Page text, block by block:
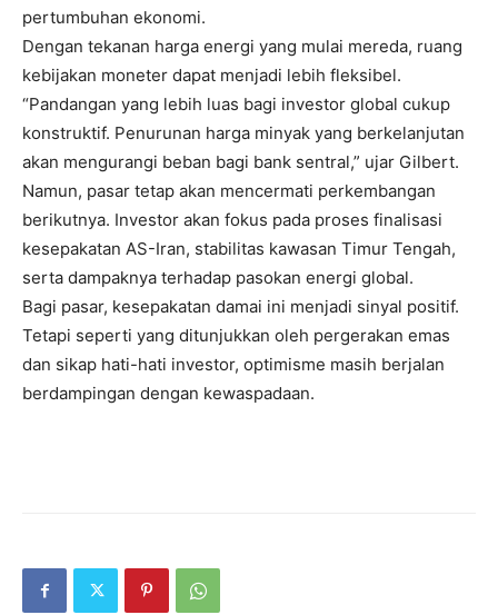
pertumbuhan ekonomi.
Dengan tekanan harga energi yang mulai mereda, ruang
kebijakan moneter dapat menjadi lebih fleksibel.
“Pandangan yang lebih luas bagi investor global cukup
konstruktif. Penurunan harga minyak yang berkelanjutan
akan mengurangi beban bagi bank sentral,” ujar Gilbert.
Namun, pasar tetap akan mencermati perkembangan
berikutnya. Investor akan fokus pada proses finalisasi
kesepakatan AS-Iran, stabilitas kawasan Timur Tengah,
serta dampaknya terhadap pasokan energi global.
Bagi pasar, kesepakatan damai ini menjadi sinyal positif.
Tetapi seperti yang ditunjukkan oleh pergerakan emas
dan sikap hati-hati investor, optimisme masih berjalan
berdampingan dengan kewaspadaan.